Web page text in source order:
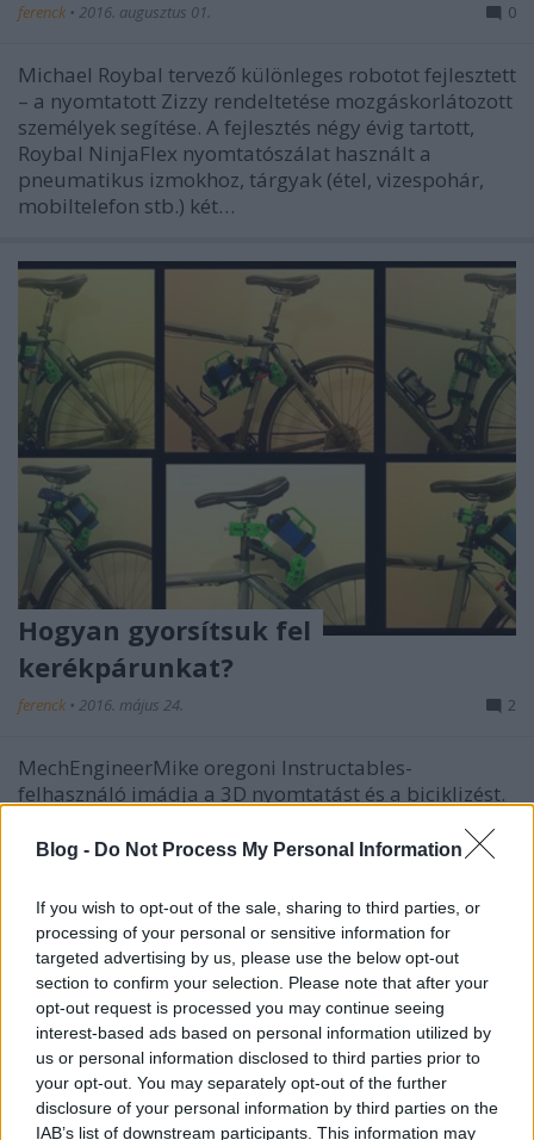
Blog - Do Not Process My Personal Information
If you wish to opt-out of the sale, sharing to third parties, or
processing of your personal or sensitive information for
targeted advertising by us, please use the below opt-out
section to confirm your selection. Please note that after your
opt-out request is processed you may continue seeing
interest-based ads based on personal information utilized by
us or personal information disclosed to third parties prior to
your opt-out. You may separately opt-out of the further
disclosure of your personal information by third parties on the
IAB’s list of downstream participants. This information may
ferenck • 2016. augusztus 01. 0
Michael Roybal tervező különleges robotot fejlesztett
– a nyomtatott Zizzy rendeltetése mozgáskorlátozott
személyek segítése. A fejlesztés négy évig tartott,
Roybal NinjaFlex nyomtatószálat használt a
pneumatikus izmokhoz, tárgyak (étel, vizespohár,
mobiltelefon stb.) két…
Hogyan gyorsítsuk fel
kerékpárunkat?
ferenck • 2016. május 24. 2
MechEngineerMike oregoni Instructables-
felhasználó imádja a 3D nyomtatást és a biciklizést.
ezer dollárja, vagy 1500 egy átalakító csomaghoz.
alkot valamit, és végül speciális…